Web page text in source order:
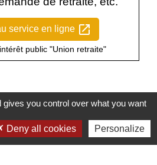
service en ligne open_in_new
public "Union retraite"
en Franceopen_in_new
you control over what you want
Deny all cookies Personalize